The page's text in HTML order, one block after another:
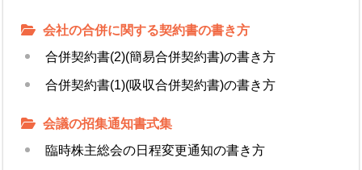
会社の合併に関する契約書の書き方
合併契約書(2)(簡易合併契約書)の書き方
合併契約書(1)(吸収合併契約書)の書き方
会議の招集通知書式集
臨時株主総会の日程変更通知の書き方